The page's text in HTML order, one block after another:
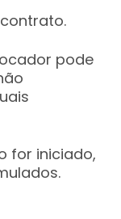
pode
for iniciado,